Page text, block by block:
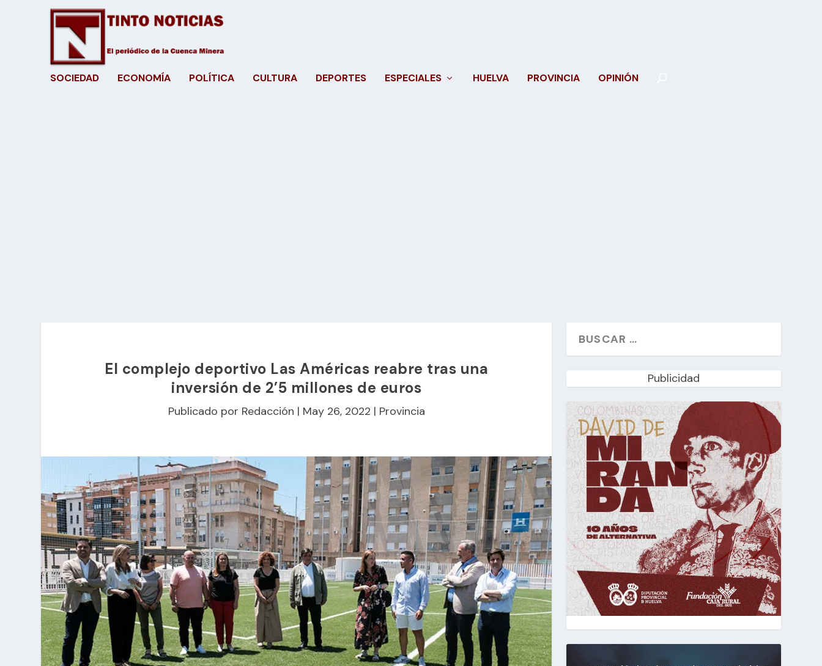
SOCIEDAD ECONOMÍA POLÍTICA CULTURA DEPORTES ESPECIALES HUELVA PROVINCIA OPINIÓN
El complejo deportivo Las Américas reabre tras una
inversión de 2’5 millones de euros
Publicado por Redacción | May 26, 2022 | Provincia
Publicidad